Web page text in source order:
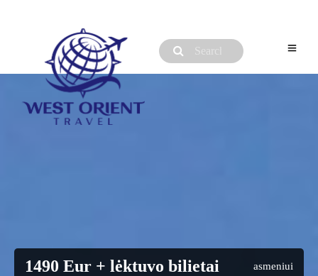
1490 Eur + lėktuvo bilietai asmeniui